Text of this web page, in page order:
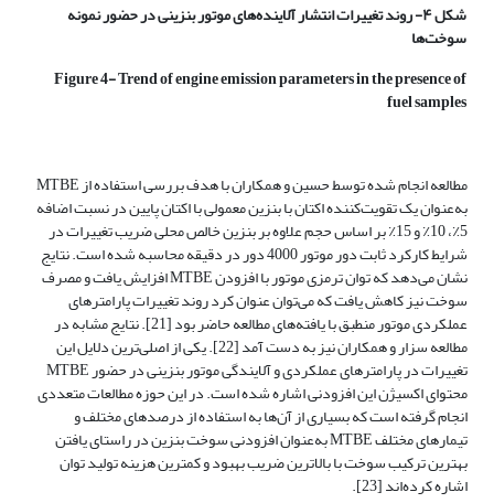
شکل ۴- روند تغییرات انتشار آلاینده‌های موتور بنزینی در حضور نمونه
سوخت‌ها
Figure 4- Trend of engine emission parameters in the presence of
fuel samples
مطالعه انجام شده توسط حسین و همکاران با هدف بررسی استفاده از MTBE
به‌عنوان یک تقویت‌کننده اکتان با بنزین معمولی با اکتان پایین در نسبت اضافه
5٪، 10٪ و 15٪ بر اساس حجم علاوه بر بنزین خالص محلی ضریب تغییرات در
شرایط کارکرد ثابت دور موتور 4000 دور در دقیقه محاسبه شده است. نتایج
نشان می‌دهد که توان ترمزی موتور با افزودن MTBE افزایش یافت و مصرف
سوخت نیز کاهش یافت که می‌توان عنوان کرد روند تغییرات پارامترهای
عملکردی موتور منطبق با یافته‌های مطالعه حاضر بود [21]. نتایج مشابه در
مطالعه سزار و همکاران نیز به دست آمد [22]. یکی از اصلی‌ترین دلایل این
تغییرات در پارامترهای عملکردی و آلایندگی موتور بنزینی در حضور MTBE
محتوای اکسیژن این افزودنی اشاره شده است. در این حوزه مطالعات متعددی
انجام گرفته است که بسیاری از آن‌ها به استفاده از درصدهای مختلف و
تیمارهای مختلف MTBE به‌عنوان افزودنی سوخت بنزین در راستای یافتن
بهترین ترکیب سوخت با بالاترین ضریب بهبود و کمترین هزینه تولید توان
اشاره کرده‌اند [23].